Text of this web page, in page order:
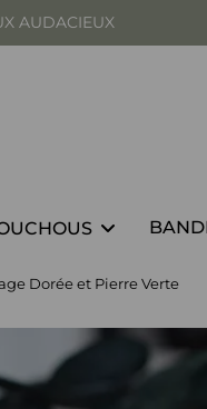
AUDACIEUX
offerte dès 25,00€
Dorée et Pierre Verte